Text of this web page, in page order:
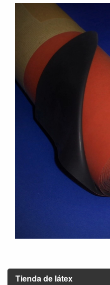
Tienda de látex